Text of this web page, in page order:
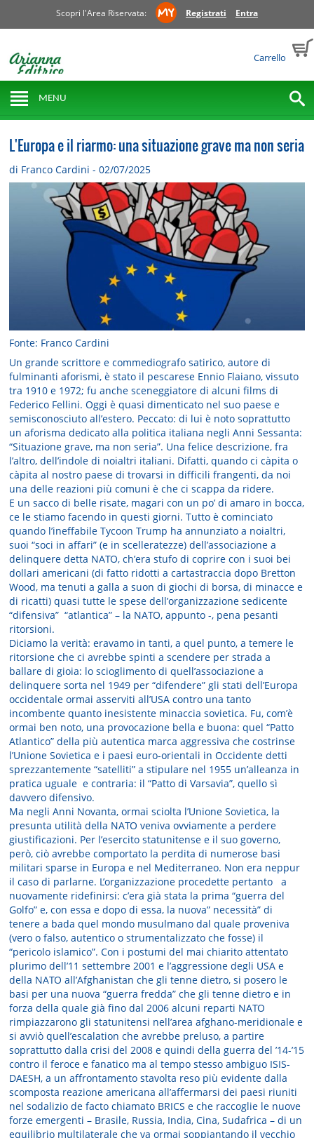
Scopri l'Area Riservata: Registrati Entra
Carrello
MENU
L'Europa e il riarmo: una situazione grave ma non seria
di Franco Cardini - 02/07/2025
Fonte: Franco Cardini
Un grande scrittore e commediografo satirico, autore di
fulminanti aforismi, è stato il pescarese Ennio Flaiano, vissuto
tra 1910 e 1972; fu anche sceneggiatore di alcuni films di
Federico Fellini. Oggi è quasi dimenticato nel suo paese e
semisconosciuto all’estero. Peccato: di lui è noto soprattutto
un aforisma dedicato alla politica italiana negli Anni Sessanta:
“Situazione grave, ma non seria”. Una felice descrizione, fra
l’altro, dell’indole di noialtri italiani. Difatti, quando ci càpita o
càpita al nostro paese di trovarsi in difficili frangenti, da noi
una delle reazioni più comuni è che ci scappa da ridere.
E un sacco di belle risate, magari con un po’ di amaro in bocca,
ce le stiamo facendo in questi giorni. Tutto è cominciato
quando l’ineffabile Tycoon Trump ha annunziato a noialtri,
suoi “soci in affari” (e in scelleratezze) dell’associazione a
delinquere detta NATO, ch’era stufo di coprire con i suoi bei
dollari americani (di fatto ridotti a cartastraccia dopo Bretton
Wood, ma tenuti a galla a suon di giochi di borsa, di minacce e
di ricatti) quasi tutte le spese dell’organizzazione sedicente
“difensiva” “atlantica” – la NATO, appunto -, pena pesanti
ritorsioni.
Diciamo la verità: eravamo in tanti, a quel punto, a temere le
ritorsione che ci avrebbe spinti a scendere per strada a
ballare di gioia: lo scioglimento di quell’associazione a
delinquere sorta nel 1949 per “difendere” gli stati dell’Europa
occidentale ormai asserviti all’USA contro una tanto
incombente quanto inesistente minaccia sovietica. Fu, com’è
ormai ben noto, una provocazione bella e buona: quel “Patto
Atlantico” della più autentica marca aggressiva che costrinse
l’Unione Sovietica e i paesi euro-orientali in Occidente detti
sprezzantemente “satelliti” a stipulare nel 1955 un’alleanza in
pratica uguale e contraria: il “Patto di Varsavia”, quello sì
davvero difensivo.
Ma negli Anni Novanta, ormai sciolta l’Unione Sovietica, la
presunta utilità della NATO veniva ovviamente a perdere
giustificazioni. Per l’esercito statunitense e il suo governo,
però, ciò avrebbe comportato la perdita di numerose basi
militari sparse in Europa e nel Mediterraneo. Non era neppur
il caso di parlarne. L’organizzazione procedette pertanto a
nuovamente ridefinirsi: c’era già stata la prima “guerra del
Golfo” e, con essa e dopo di essa, la nuova” necessità” di
tenere a bada quel mondo musulmano dal quale proveniva
(vero o falso, autentico o strumentalizzato che fosse) il
“pericolo islamico”. Con i postumi del mai chiarito attentato
plurimo dell’11 settembre 2001 e l’aggressione degli USA e
della NATO all’Afghanistan che gli tenne dietro, si posero le
basi per una nuova “guerra fredda” che gli tenne dietro e in
forza della quale già fino dal 2006 alcuni reparti NATO
rimpiazzarono gli statunitensi nell’area afghano-meridionale e
si avviò quell’escalation che avrebbe preluso, a partire
soprattutto dalla crisi del 2008 e quindi della guerra del ’14-’15
contro il feroce e fanatico ma al tempo stesso ambiguo ISIS-
DAESH, a un affrontamento stavolta reso più evidente dalla
scomposta reazione americana all’affermarsi dei paesi riuniti
nel sodalizio de facto chiamato BRICS e che raccoglie le nuove
forze emergenti – Brasile, Russia, India, Cina, Sudafrica – di un
equilibrio multilaterale che va ormai soppiantando il vecchio